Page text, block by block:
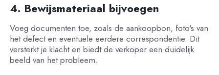
4. Bewijsmateriaal bijvoegen
Voeg documenten toe, zoals de aankoopbon, foto's van
het defect en eventuele eerdere correspondentie. Dit
versterkt je klacht en biedt de verkoper een duidelijk
beeld van het probleem.